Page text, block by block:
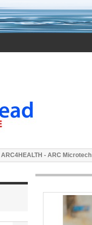
ARC4HEALTH - ARC Microtech